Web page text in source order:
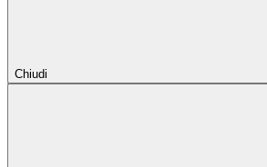
Chiudi